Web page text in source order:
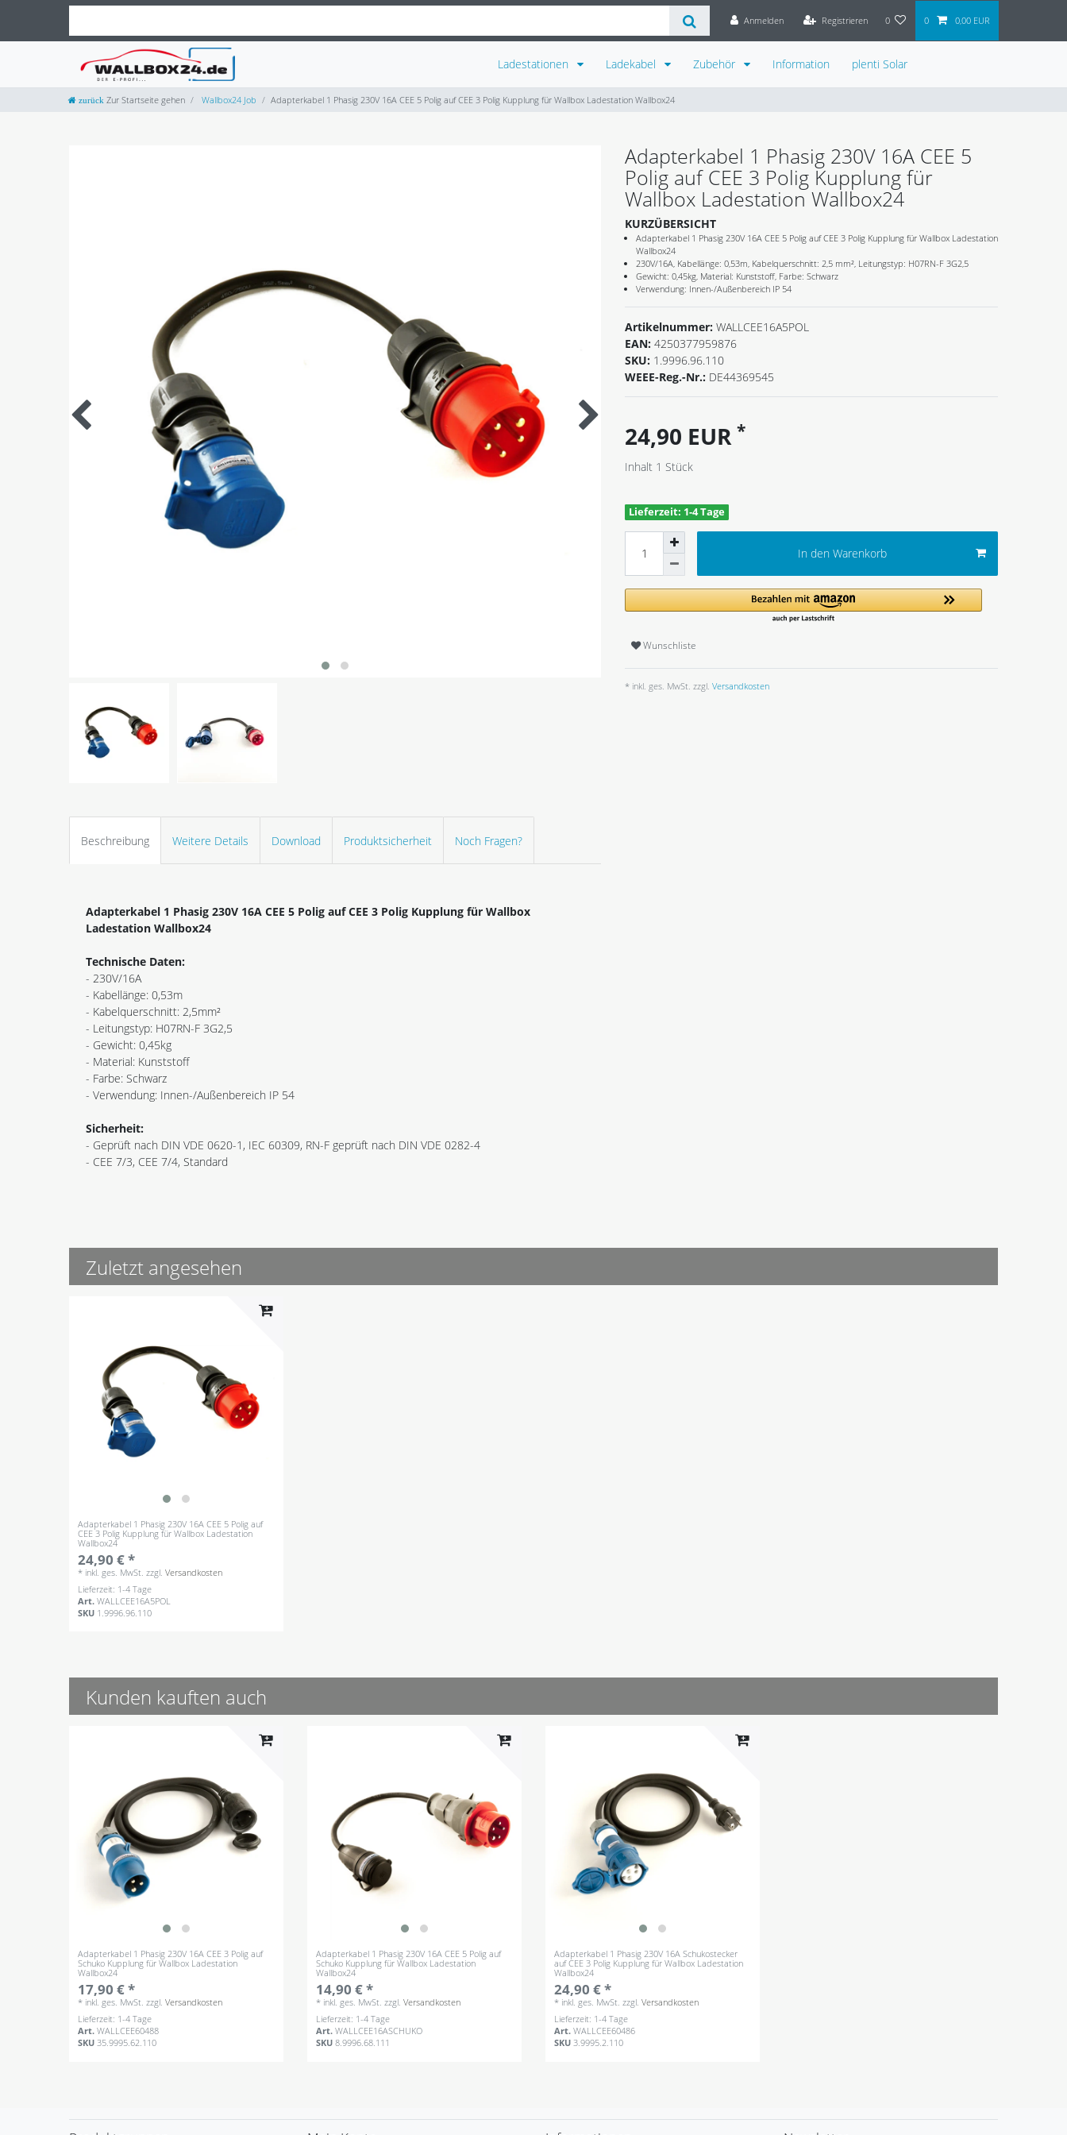
Anmelden Registrieren 0 0 0,00 EUR
Ladestationen Ladekabel Zubehör Information plenti Solar
Zur Startseite gehen Wallbox24 Job Adapterkabel 1 Phasig 230V 16A CEE 5 Polig auf CEE 3 Polig Kupplung für Wallbox Ladestation Wallbox24
Beschreibung Weitere Details Download Produktsicherheit Noch Fragen?
Adapterkabel 1 Phasig 230V 16A CEE 5 Polig auf CEE 3 Polig Kupplung für Wallbox
Ladestation Wallbox24
Technische Daten:
- 230V/16A
- Kabellänge: 0,53m
- Kabelquerschnitt: 2,5mm²
- Leitungstyp: H07RN-F 3G2,5
- Gewicht: 0,45kg
- Material: Kunststoff
- Farbe: Schwarz
- Verwendung: Innen-/Außenbereich IP 54
Sicherheit:
- Geprüft nach DIN VDE 0620-1, IEC 60309, RN-F geprüft nach DIN VDE 0282-4
- CEE 7/3, CEE 7/4, Standard
Adapterkabel 1 Phasig 230V 16A CEE 5
Polig auf CEE 3 Polig Kupplung für
Wallbox Ladestation Wallbox24
KURZÜBERSICHT
Adapterkabel 1 Phasig 230V 16A CEE 5 Polig auf CEE 3 Polig Kupplung für Wallbox Ladestation
Wallbox24
230V/16A, Kabellänge: 0,53m, Kabelquerschnitt: 2,5 mm², Leitungstyp: H07RN-F 3G2,5
Gewicht: 0,45kg, Material: Kunststoff, Farbe: Schwarz
Verwendung: Innen-/Außenbereich IP 54
Artikelnummer: WALLCEE16A5POL
EAN: 4250377959876
SKU: 1.9996.96.110
WEEE-Reg.-Nr.: DE44369545
24,90 EUR *
Inhalt 1 Stück
Lieferzeit: 1-4 Tage
In den Warenkorb
Wunschliste
* inkl. ges. MwSt. zzgl. Versandkosten
Zuletzt angesehen
Adapterkabel 1 Phasig 230V 16A CEE 5 Polig auf
CEE 3 Polig Kupplung für Wallbox Ladestation
Wallbox24
24,90 € *
* inkl. ges. MwSt. zzgl.Versandkosten
Lieferzeit: 1-4 Tage
Art.WALLCEE16A5POL
SKU 1.9996.96.110
Kunden kauften auch
Adapterkabel 1 Phasig 230V 16A CEE 3 Polig auf
Schuko Kupplung für Wallbox Ladestation
Wallbox24
17,90 € *
* inkl. ges. MwSt. zzgl.Versandkosten
Lieferzeit: 1-4 Tage
Art.WALLCEE60488
SKU35.9995.62.110
Adapterkabel 1 Phasig 230V 16A CEE 5 Polig auf
Schuko Kupplung für Wallbox Ladestation
Wallbox24
14,90 € *
* inkl. ges. MwSt. zzgl.Versandkosten
Lieferzeit: 1-4 Tage
Art.WALLCEE16ASCHUKO
SKU8.9996.68.111
Adapterkabel 1 Phasig 230V 16A Schukostecker
auf CEE 3 Polig Kupplung für Wallbox Ladestation
Wallbox24
24,90 € *
* inkl. ges. MwSt. zzgl.Versandkosten
Lieferzeit: 1-4 Tage
Art.WALLCEE60486
SKU3.9995.2.110